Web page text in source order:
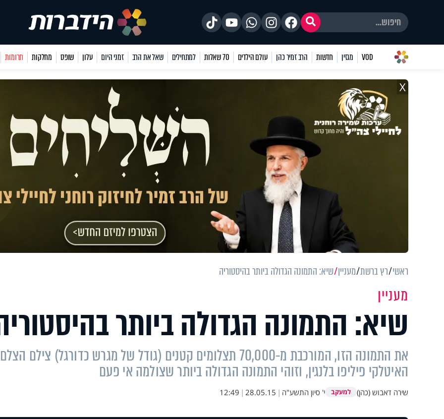
VOD מגזין חדשות הרב זמיר כהן עולם הילדים 70 שאלות למתחילים שאל את הרב זמני היום עלון שופס מחלקות תרומות
X
ראשי רץ ברשת מעניין שיא: התמונה הגדולה ביותר בהיסטוריה
מעניין
שיא: התמונה הגדולה ביותר
את התמונה הזו, המורכבת מ-70,000 תצלומים קטנים (גודל של מגרש כדורגל) צילם הצלם
האיטלקי פיליפו בלנגין, וזוהי התמונה הגדולה ביותר שצולמה אי פעם
שירה דאבוש (כהן) למעקב י' סיון התשע"ה |
28.05.15
|
12:49